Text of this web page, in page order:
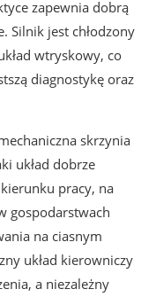
zapewnia dobrą
Silnik jest chłodzony
wtryskowy, co
diagnostykę oraz
skrzynia
układ dobrze
pracy, na
gospodarstwach
na ciasnym
układ kierowniczy
a niezależny